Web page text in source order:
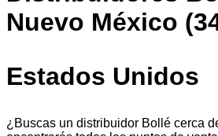
Nuevo México
Estados Unidos
¿Buscas un distribuidor Bollé cerca